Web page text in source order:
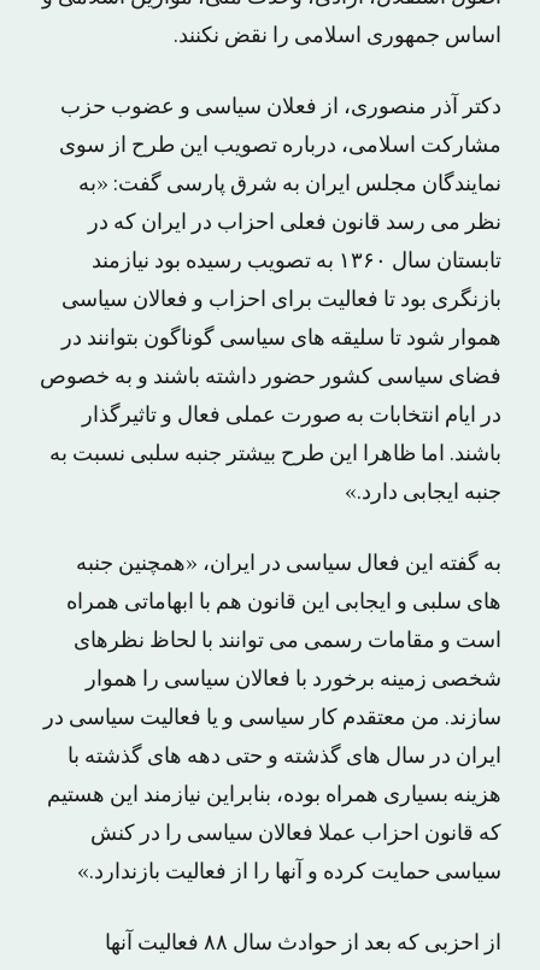
اساس جمهوری اسلامی را نقض نکنند.
دکتر آذر منصوری، از فعلان سیاسی و عضوب حزب
مشارکت اسلامی، درباره تصویب این طرح از سوی
نمایندگان مجلس ایران به شرق پارسی گفت: «به
نظر می رسد قانون فعلی احزاب در ایران که در
تابستان سال ۱۳۶۰ به تصویب رسیده بود نیازمند
بازنگری بود تا فعالیت برای احزاب و فعالان سیاسی
هموار شود تا سلیقه های سیاسی گوناگون بتوانند در
فضای سیاسی کشور حضور داشته باشند و به خصوص
در ایام انتخابات به صورت عملی فعال و تاثیرگذار
باشند. اما ظاهرا این طرح بیشتر جنبه سلبی نسبت به
جنبه ایجابی دارد.»
به گفته این فعال سیاسی در ایران، «همچنین جنبه
های سلبی و ایجابی این قانون هم با ابهاماتی همراه
است و مقامات رسمی می توانند با لحاظ نظرهای
شخصی زمینه برخورد با فعالان سیاسی را هموار
سازند. من معتقدم کار سیاسی و یا فعالیت سیاسی در
ایران در سال های گذشته و حتی دهه های گذشته با
هزینه بسیاری همراه بوده، بنابراین نیازمند این هستیم
که قانون احزاب عملا فعالان سیاسی را در کنش
سیاسی حمایت کرده و آنها را از فعالیت بازندارد.»
از احزبی که بعد از حوادث سال ۸۸ فعالیت آنها